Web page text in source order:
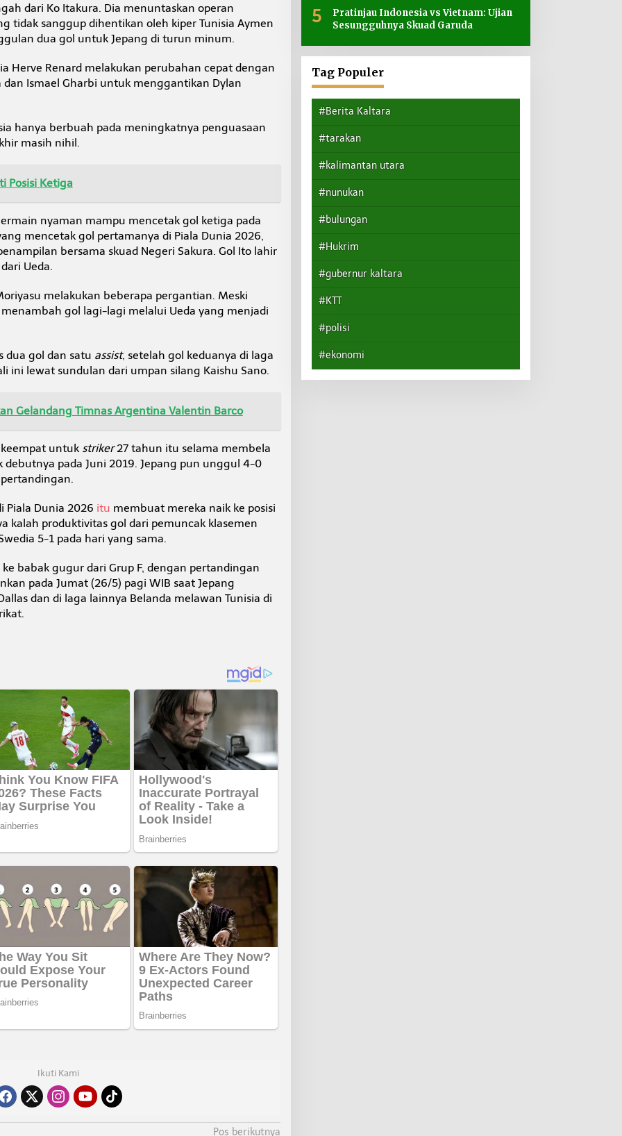
dari Ko Itakura. Dia menuntaskan operan
tidak sanggup dihentikan oleh kiper Tunisia Aymen
dua gol untuk Jepang di turun minum.
Herve Renard melakukan perubahan cepat dengan
Ismael Gharbi untuk menggantikan Dylan
hanya berbuah pada meningkatnya penguasaan
masih nihil.
Posisi Ketiga
nyaman mampu mencetak gol ketiga pada
mencetak gol pertamanya di Piala Dunia 2026,
bersama skuad Negeri Sakura. Gol Ito lahir
Ueda.
melakukan beberapa pergantian. Meski
gol lagi-lagi melalui Ueda yang menjadi
dua gol dan satu assist, setelah gol keduanya di laga
ini lewat sundulan dari umpan silang Kaishu Sano.
Gelandang Timnas Argentina Valentin Barco
untuk striker27 tahun itu selama membela
debutnya pada Juni 2019. Jepang pun unggul 4-0
Piala Dunia 2026 itu membuat mereka naik ke posisi
kalah produktivitas gol dari pemuncak klasemen
5-1 pada hari yang sama.
babak gugur dari Grup F, dengan pertandingan
pada Jumat (26/5) pagi WIB saat Jepang
dan di laga lainnya Belanda melawan Tunisia di
Ikuti Kami
Pos berikutnya
5
Pratinjau Indonesia vs Vietnam: Ujian
Sesungguhnya Skuad Garuda
Tag Populer
#Berita Kaltara
#tarakan
#kalimantan utara
#nunukan
#bulungan
#Hukrim
#gubernur kaltara
#KTT
#polisi
#ekonomi